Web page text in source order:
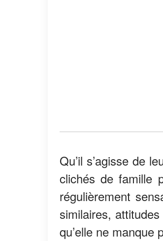
Qu’il s’agisse de
clichés de famille
régulièrement
similaires,
qu’elle ne manque